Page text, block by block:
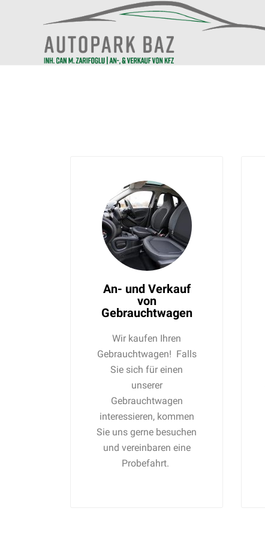
An- und Verkauf
von
Gebrauchtwagen
Wir kaufen Ihren
Gebrauchtwagen! Falls
Sie sich für einen
unserer
Gebrauchtwagen
interessieren, kommen
Sie uns gerne besuchen
und vereinbaren eine
Probefahrt.